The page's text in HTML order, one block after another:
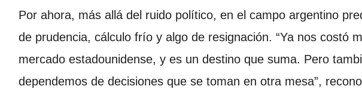
Por ahora, más allá del ruido político, en el campo argentino
de prudencia, cálculo frío y algo de resignación. “Ya nos costó
mercado estadounidense, y es un destino que suma. Pero
dependemos de decisiones que se toman en otra mesa”,